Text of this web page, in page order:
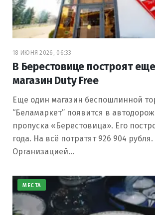
18 ИЮНЯ 2026, 06:33
В Берестовице построят
магазин Duty Free
Еще один магазин беспошлинной
“Беламаркет” появится в
пропуска «Берестовица». Его
года. На всё потратят 926 904 рубля.
Организацией…
МЕСТА